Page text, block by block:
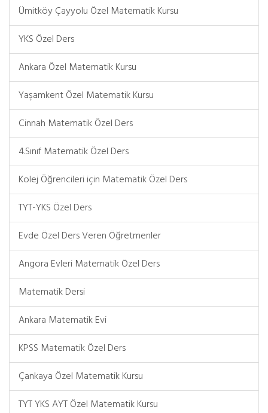
Ümitköy Çayyolu Özel Matematik Kursu
YKS Özel Ders
Ankara Özel Matematik Kursu
Yaşamkent Özel Matematik Kursu
Cinnah Matematik Özel Ders
4.Sınıf Matematik Özel Ders
Kolej Öğrencileri için Matematik Özel Ders
TYT-YKS Özel Ders
Evde Özel Ders Veren Öğretmenler
Angora Evleri Matematik Özel Ders
Matematik Dersi
Ankara Matematik Evi
KPSS Matematik Özel Ders
Çankaya Özel Matematik Kursu
TYT YKS AYT Özel Matematik Kursu